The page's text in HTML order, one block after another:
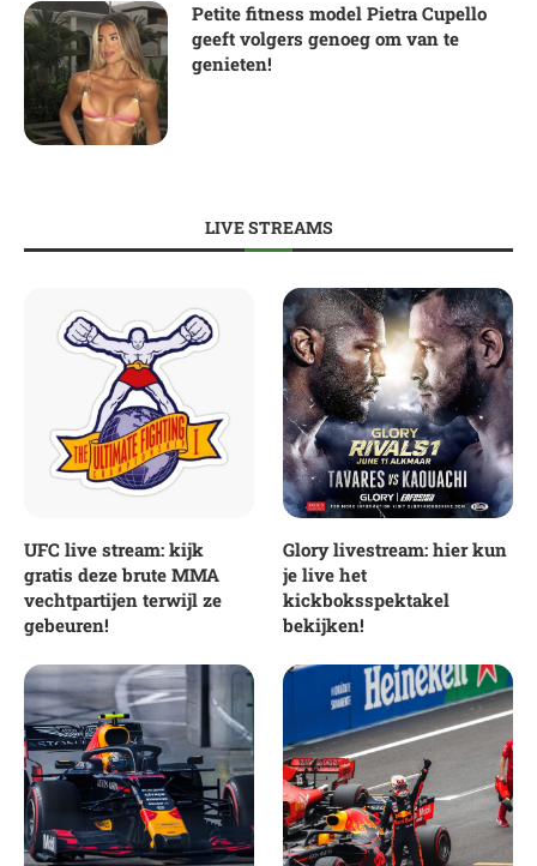
Petite fitness model Pietra Cupello
geeft volgers genoeg om van te
genieten!
LIVE STREAMS
UFC live stream: kijk
gratis deze brute MMA
vechtpartijen terwijl ze
gebeuren!
Glory livestream: hier kun
je live het
kickboksspektakel
bekijken!